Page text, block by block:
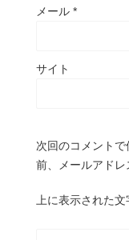
メール *
サイト
次回のコメント
前、メールアドレ
上に表示された文